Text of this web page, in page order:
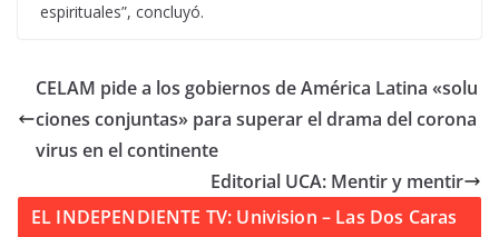
espirituales”, concluyó.
CELAM pide a los gobiernos de América Latina «solu
ciones conjuntas» para superar el drama del corona
virus en el continente
Editorial UCA: Mentir y mentir
EL INDEPENDIENTE TV: Univision – Las Dos Caras